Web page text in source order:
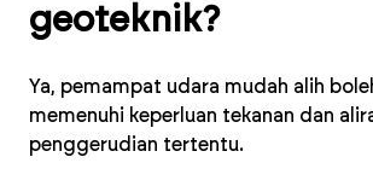
geoteknik?
Ya, pemampat udara mudah alih
memenuhi keperluan tekanan dan
penggerudian tertentu.